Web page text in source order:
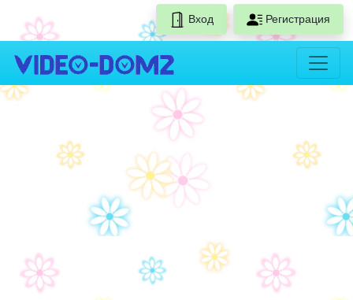
Вход Регистрация